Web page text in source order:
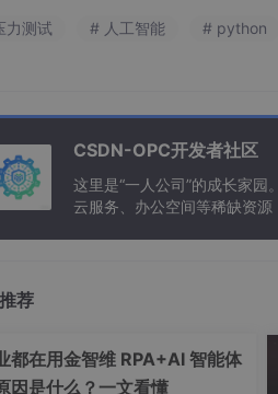
+ ChatGPT：自动化缺陷报告
试人员在Jira中创建缺陷，粘贴错
时，触发Webhook调用
模块：
[自动识别服务名]- 修复建
为“待分析”
果‌：某金融团队上线该流程后，‌
+ ChatGPT：测试用例智
力测试 # 人工智能 # python
CSDN-OPC开发者社区
这里是“一人公司”的成长家
云服务、办公空间等稀缺资源
荐
都在用金智维 RPA+AI 智能体
因是什么？一文看懂